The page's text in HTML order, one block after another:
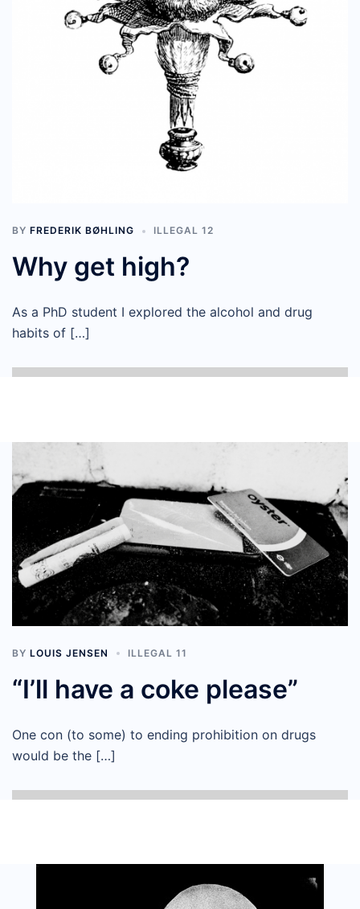
BY FREDERIK BØHLING ILLEGAL 12
Why get high?
As a PhD student I explored the alcohol and drug
habits of […]
BY LOUIS JENSEN ILLEGAL 11
“I’ll have a coke please”
One con (to some) to ending prohibition on drugs
would be the […]